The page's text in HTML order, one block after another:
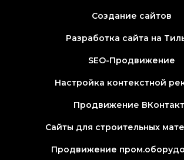
Создание сайтов
Разработка сайта на
SEO-Продвижение
Настройка контекстной
Продвижение
Сайты для строительных
Продвижение